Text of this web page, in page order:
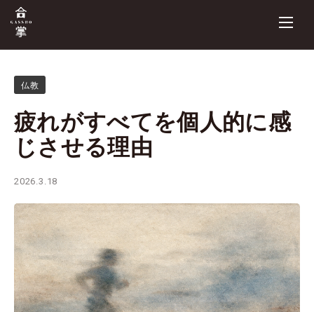
仏教
疲れがすべてを個人的に感
じさせる理由
2026.3.18